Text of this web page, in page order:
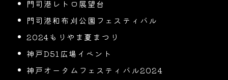
門司港レトロ展望台
門司港和布刈公園フェスティバル
2024もりやま夏まつり
神戸D51広場イベント
神戸オータムフェスティバル2024